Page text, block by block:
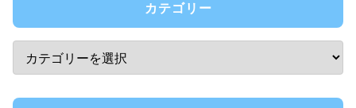
カテゴリー